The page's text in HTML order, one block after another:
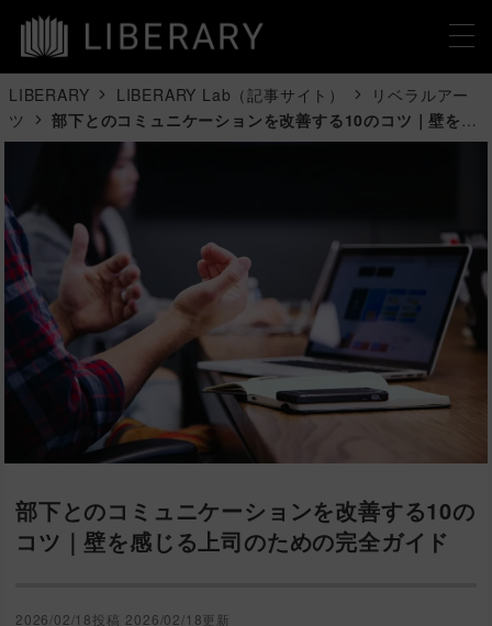
LIBERARY LIBERARY Lab（記事サイト）
リベラルアー
ツ
部下とのコミュニケーションを改善する10のコツ｜壁を感
じる上司のための完全ガイド
部下とのコミュニケーションを改善する10の
コツ｜壁を感じる上司のための完全ガイド
2026/02/18投稿 2026/02/18更新